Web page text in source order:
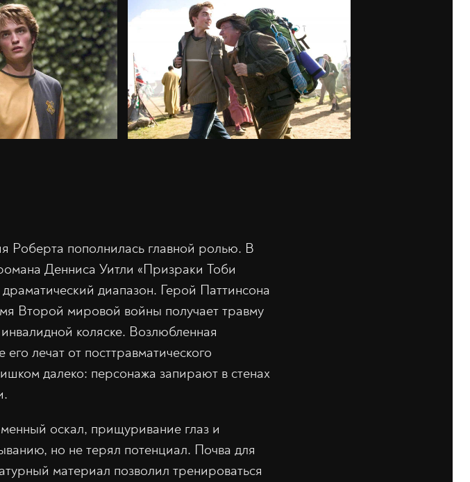
Роберта пополнилась главной ролью. В
Денниса Уитли «Призраки Тоби
диапазон. Герой Паттинсона
Второй мировой войны получает травму
коляске. Возлюбленная
лечат от посттравматического
далеко: персонажа запирают в стенах
оскал, прищуривание глаз и
но не терял потенциал. Почва для
материал позволил тренироваться